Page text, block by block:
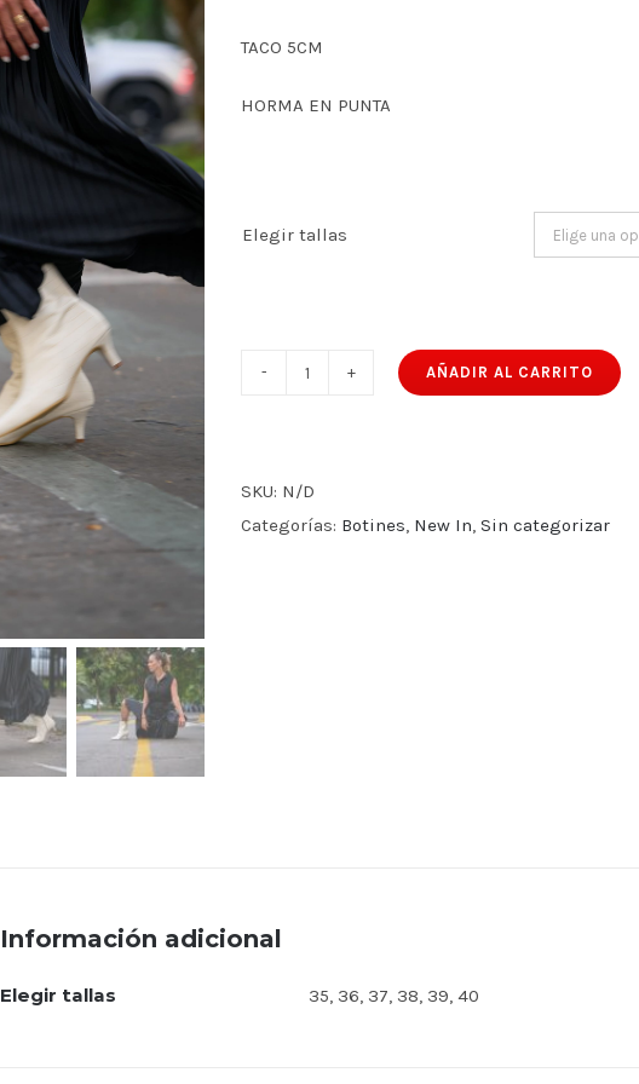
TACO 5CM
HORMA EN PUNTA
Elegir tallas
AÑADIR AL CARRITO
SKU: N/D
Categorías: Botines, New In, Sin categorizar
Información adicional
Elegir tallas 35, 36, 37, 38, 39, 40